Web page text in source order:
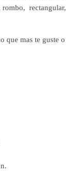
rombo,
que mas te guste